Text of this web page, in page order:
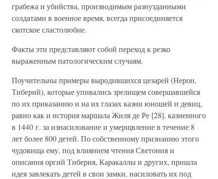
грабежа и убийства, производимым разнузданными
солдатами в военное время, всегда присоединяется
скотское сластолюбие.
Факты эти представляют собой переход к резко
выраженным патологическим случаям.
Поучительны примеры выродившихся цезарей (Нерон,
Тиберий), которые упивались зрелищем совершавшейся
по их приказанию и на их глазах казни юношей и девиц,
равно как и история маршала Жиля де Ре [28], казненного
в 1440 г. за изнасилование и умерщвление в течение 8
лет более 800 детей. По собственному признанию этого
чудовища ему, под влиянием чтения Светония и
описания оргий Тиберия, Каракаллы и других, пришла
идея завлекать детей в свои замки, насиловать их под